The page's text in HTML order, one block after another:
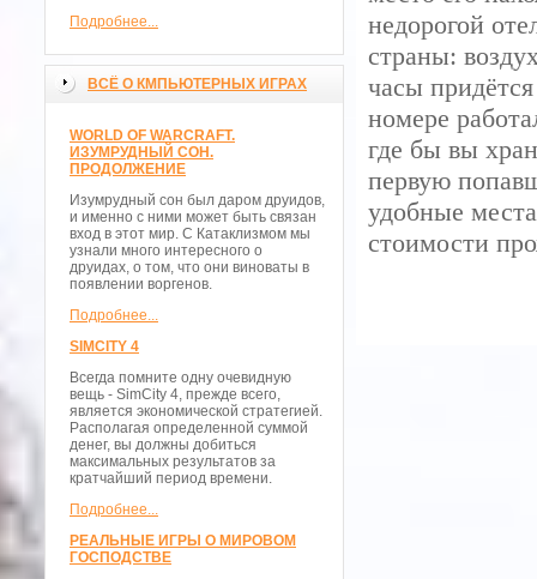
Подробнее...
ВСЁ О КМПЬЮТЕРНЫХ ИГРАХ
WORLD OF WARCRAFT.
ИЗУМРУДНЫЙ СОН.
ПРОДОЛЖЕНИЕ
Изумрудный сон был даром друидов,
и именно с ними может быть связан
вход в этот мир. С Катаклизмом мы
узнали много интересного о
друидах, о том, что они виноваты в
появлении воргенов.
Подробнее...
SIMCITY 4
Всегда помните одну очевидную
вещь - SimCity 4, прежде всего,
является экономической стратегией.
Располагая определенной суммой
денег, вы должны добиться
максимальных результатов за
кратчайший период времени.
Подробнее...
РЕАЛЬНЫЕ ИГРЫ О МИРОВОМ
ГОСПОДСТВЕ
недорогой
страны:
часы
номере
где бы вы
первую
удобные
стоимости